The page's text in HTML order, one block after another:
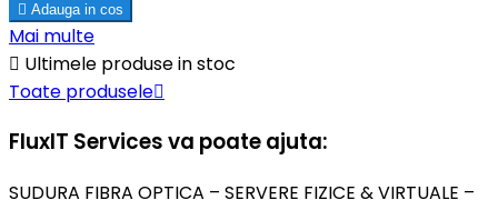
 Adauga in cos
Mai multe
 Ultimele produse in stoc
Toate produsele
FluxIT Services va poate ajuta:
SUDURA FIBRA OPTICA – SERVERE FIZICE & VIRTUALE –